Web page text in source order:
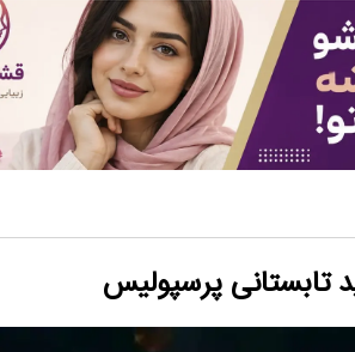
تابستانی پرسپولیس